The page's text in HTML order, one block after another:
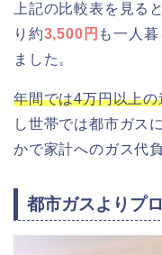
上記の比較表を見る
り約3,500円 も一人
ました。
年間では4万円以上の
し世帯では都市ガス
かで家計へのガス代
都市ガスよりプ